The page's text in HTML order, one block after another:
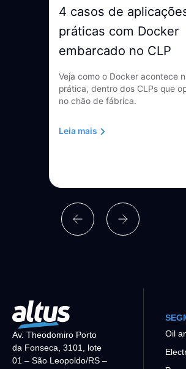
4 casos de
práticas com Docker
embarcado no CLP
Veja como o Docker acontece
prática, dentro dos CLPs que
no chão de fábrica.
Leia mais
Av. Theodomiro Porto
da Fonseca, 3101, lote
01 – São Leopoldo/RS –
Oil